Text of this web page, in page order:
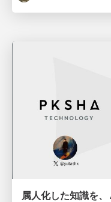
属人化した知識を